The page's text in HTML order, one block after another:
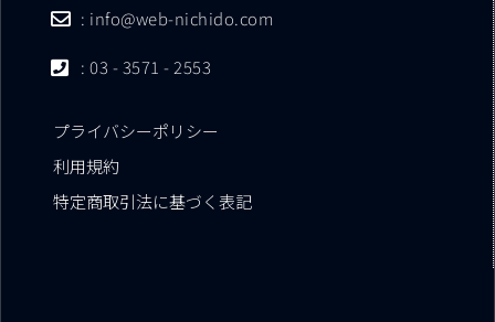
: info@web-nichido.com
: 03 - 3571 - 2553
プライバシーポリシー
利用規約
特定商取引法に基づく表記